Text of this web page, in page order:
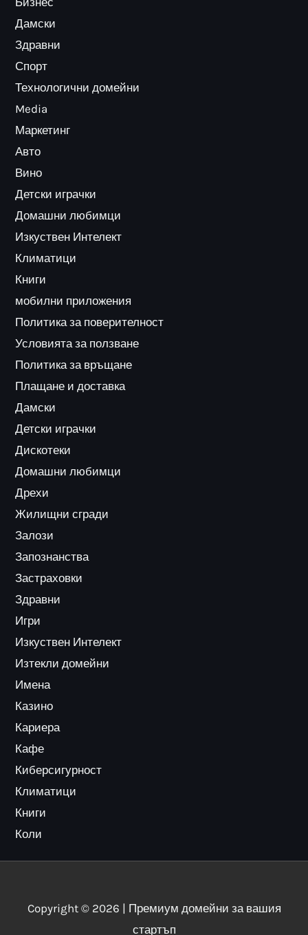
Дамски
Здравни
Спорт
Технологични домейни
Media
Маркетинг
Авто
Вино
Детски играчки
Домашни любимци
Изкуствен Интелект
Климатици
Книги
мобилни приложения
Политика за поверителност
Условията за ползване
Политика за връщане
Плащане и доставка
Дамски
Детски играчки
Дискотеки
Домашни любимци
Дрехи
Жилищни сгради
Залози
Запознанства
Застраховки
Здравни
Игри
Изкуствен Интелект
Изтекли домейни
Имена
Казино
Кариера
Кафе
Киберсигурност
Климатици
Книги
Коли
Copyright © 2026 | Премиум домейни за вашия
стартъп